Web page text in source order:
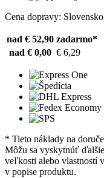
Cena dopravy: Slovensko
nad € 52,90 zadarmo*
nad € 0,00 € 6,29
* Tieto náklady na
Môžu sa vyskytnúť
veľkosti alebo vlastností
v popise produktu.